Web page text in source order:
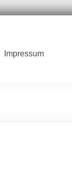
Impressum